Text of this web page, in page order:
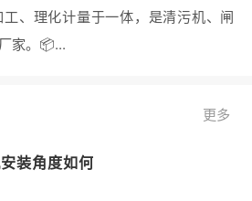
、理化计量于一体，是清污机、闸
家。📦...
更多
装角度如何